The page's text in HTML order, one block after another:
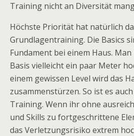
Training nicht an Diversität
Höchste Priorität hat natürlich
Grundlagentraining. Die Basics
Fundament bei einem Haus.
Basis vielleicht ein paar Meter
einem gewissen Level wird das
zusammenstürzen. So ist es
Training. Wenn ihr ohne
und Skills zu fortgeschrittene
das Verletzungsrisiko extrem